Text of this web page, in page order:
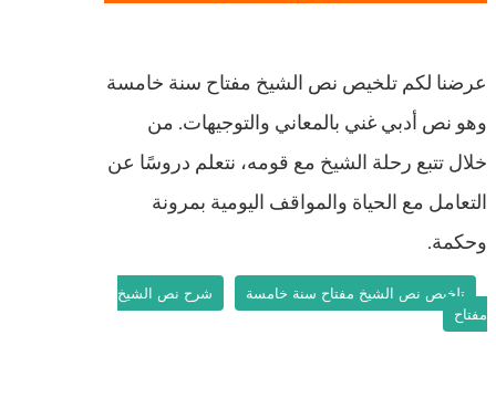
عرضنا لكم تلخيص نص الشيخ مفتاح سنة خامسة
وهو نص أدبي غني بالمعاني والتوجيهات. من
خلال تتبع رحلة الشيخ مع قومه، نتعلم دروسًا عن
التعامل مع الحياة والمواقف اليومية بمرونة
وحكمة.
تلخيص نص الشيخ مفتاح سنة خامسة
شرح نص الشيخ
مفتاح